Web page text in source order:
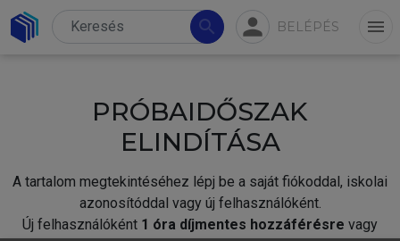
search person BELÉPÉS menu
PRÓBAIDŐSZAK
ELINDÍTÁSA
A tartalom megtekintéséhez lépj be a saját fiókoddal, iskolai
azonosítóddal vagy új felhasználóként.
Új felhasználóként 1 óra díjmentes hozzáférésre vagy